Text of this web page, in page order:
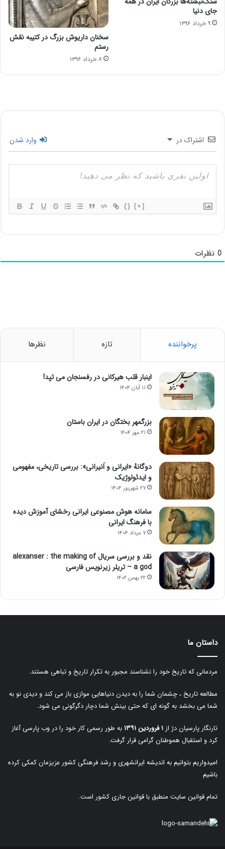
جای دنیا
۹ خرداد ۱۳۹۶
سخنان داریوش بزرگ در کتیبه نقش
رستم
۸ خرداد ۱۳۹۶
اشتراک در وارد شدن
{} [+]
0 نظرات
پرخواننده تازه نظرها
اینبار قلب هیرکانی در رفسنجان می تپد!
۱۱ آبان ۱۴۰۴
بزرگمهر بختگان در ایران باستان
۲۱ مهر ۱۴۰۴
دوگانهٔ «ایرانی و اَنیرانی»: بررسی تاریخی، مفهومی
و ایدئولوژیک
۲۷ شهریور ۱۴۰۴
سامانه هوش مصنوعی ایرانی رخشای آموزش دیده
با فرهنگ ایرانی
۷ مرداد ۱۴۰۴
نقد و بررسی سریال alexanser : the making of
a god – تریلر زیرنویس فارسی
۲۲ بهمن ۱۴۰۲
داستان ما
مردمانی که تاریخ خود را نشناسند مجبور به تکرار تاریخ و تباهی هستند.
مطالعه تاریخ ، چشمان شما را به دیدن دنیاهایی موازی باز می کند و دیدی نو به
شما می بخشد به گونه ای که حتی بینش شما دچار دگرگونی می شود.
تارنگار پارسیان دژ از ۱ فروردین ۱۳۹۱
به طور رسمی کار خود را در وب پارسی آغاز
کرد و استقبال هموطنان گرامی قرار گرفت.
امیدواریم بتوانیم به اندیشه ایرانشهری و رشد فرهنگی کشور عزیزمان کمکی کرده
باشیم
تمام قوانین سایت منطبق با قوانین جاری کشور است.